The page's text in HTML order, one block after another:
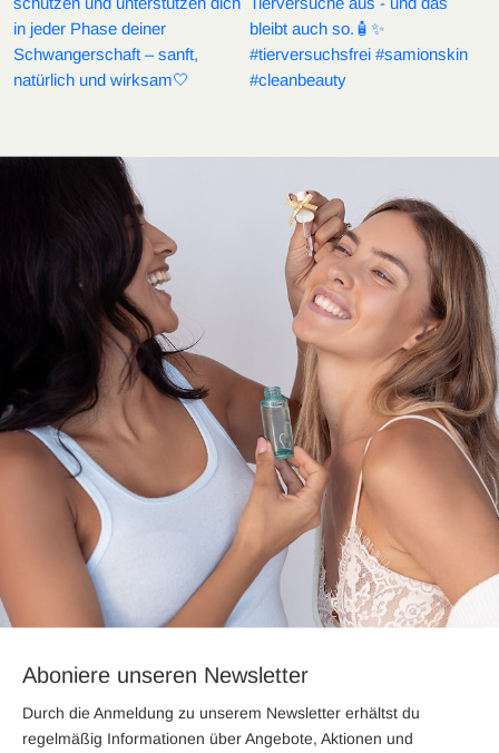
Aboniere unseren Newsletter
Durch die Anmeldung zu unserem Newsletter erhältst du
regelmäßig Informationen über Angebote, Aktionen und